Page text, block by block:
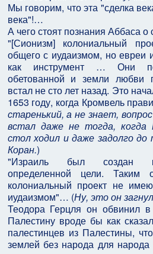
Мы говорим, что эта "сделка
века"!…
А чего стоят познания Аббаса о
"[Сионизм] колониальный
общего с иудаизмом, но евреи
как инструмент … Они
обетованной и земли любви
встал не сто лет назад. Это
1653 году, когда Кромвель
старенький, а не знает,
встал даже не тогда, когда
стол ходил и даже задолго до
Коран.)
"Израиль был создан
определенной цели.
колониальный проект не
иудаизмом"… (Ну, это он
Теодора Герцля он обвинил
Палестину вроде бы как
палестинцев из Палестины,
землей без народа для